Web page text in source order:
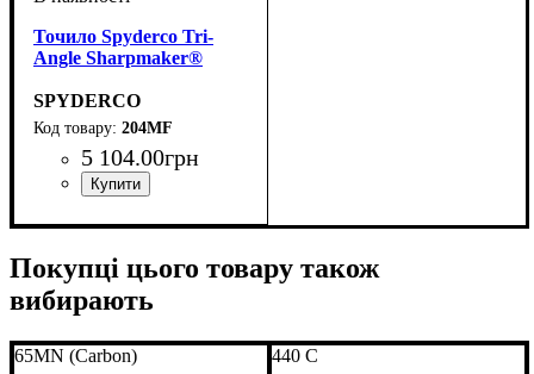
Точило Spyderco Tri-
Angle Sharpmaker®
SPYDERCO
204MF
5 104.00грн
Покупці цього товару також
вибирають
65MN (Carbon) 440 C